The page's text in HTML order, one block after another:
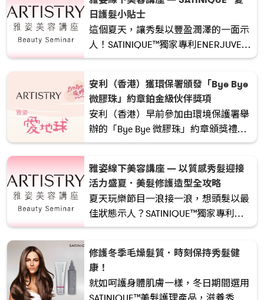
日護髮小貼士
這個夏天，讓秀髮以豐盈潤澤的一面示
人！SATINIQUE™獨家專利ENERJUVE™
智能修護複合成分，從內而外滋養髮
息。
安利（香港）獲環保署頒發「Bye Bye
微膠珠」約章鉑金級伙伴獎項
安利（香港）早前參加由環境保護署舉
辦的「Bye Bye 微膠珠」約章頒獎禮，
並獲頒發鉑金級伙伴獎項，以肯定安利
力。
雅姿線下美容講座 — 以質感秀髮迎接
活力盛夏．美髮修護造型全攻略
夏天玩樂節目一浪接一浪，想頭髮以最
佳狀態示人？SATINIQUE™獨家專利
ENERJUVE™智能修護複合成分從內而
間散發活力氣息！安利專業美容師將與
您分享護髮小心得及簡單的造型技巧，
請預留時間參加！
修護冬季毛燥髮質．時刻保持秀髮健
康！
就如呵護身體肌膚一樣，冬日期間選用